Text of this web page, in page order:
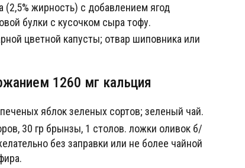
(2,5% жирность) с добавлением ягод
булки с кусочком сыра тофу.
цветной капусты; отвар шиповника или
1260 мг кальция
яблок зеленых сортов; зеленый чай.
30 гр брынзы, 1 столов. ложки оливок б/
без заправки или не более чайной